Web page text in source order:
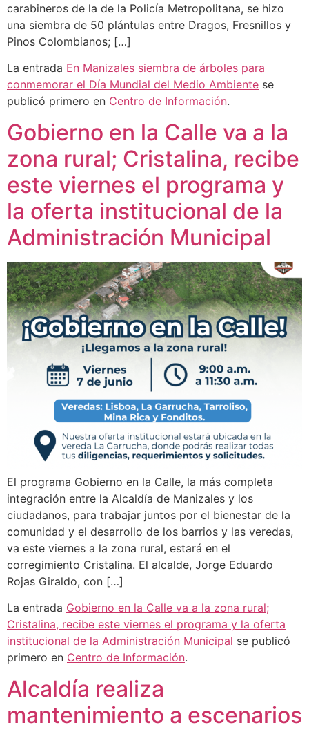
carabineros de la de la Policía Metropolitana, se hizo
una siembra de 50 plántulas entre Dragos, Fresnillos y
Pinos Colombianos; […]
La entrada En Manizales siembra de árboles para
conmemorar el Día Mundial del Medio Ambiente se
publicó primero en Centro de Información.
Gobierno en la Calle va a la
zona rural; Cristalina, recibe
este viernes el programa y
la oferta institucional de la
Administración Municipal
El programa Gobierno en la Calle, la más completa
integración entre la Alcaldía de Manizales y los
ciudadanos, para trabajar juntos por el bienestar de la
comunidad y el desarrollo de los barrios y las veredas,
va este viernes a la zona rural, estará en el
corregimiento Cristalina. El alcalde, Jorge Eduardo
Rojas Giraldo, con […]
La entrada Gobierno en la Calle va a la zona rural;
Cristalina, recibe este viernes el programa y la oferta
institucional de la Administración Municipal se publicó
primero en Centro de Información.
Alcaldía realiza
mantenimiento a escenarios